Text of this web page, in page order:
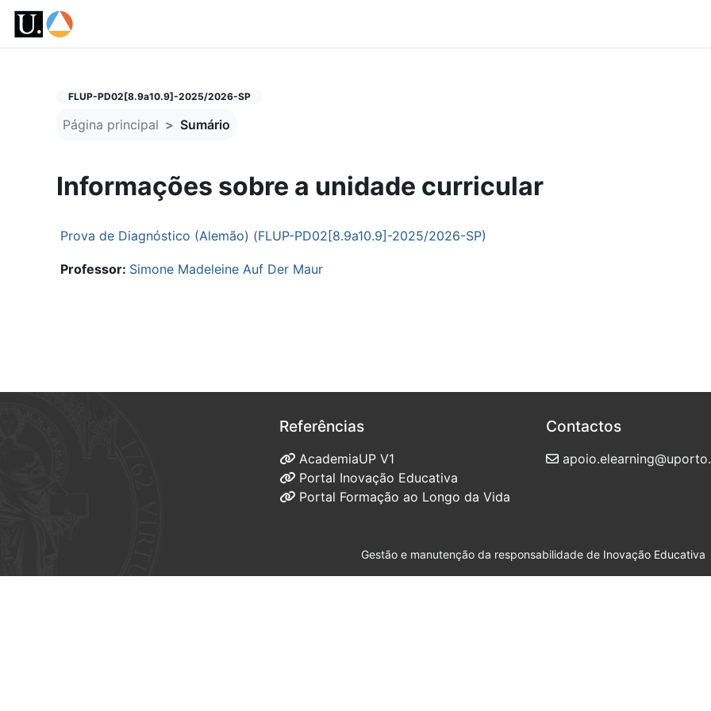
Ir para o conteúdo principal
FLUP-PD02[8.9a10.9]-2025/2026-SP
Página principal Sumário
Informações sobre a unidade curricular
Prova de Diagnóstico (Alemão) (FLUP-PD02[8.9a10.9]-2025/2026-SP)
Professor: Simone Madeleine Auf Der Maur
Referências
AcademiaUP V1
Portal Inovação Educativa
Portal Formação ao Longo da Vida
Contactos
Gestão e manutenção da responsabilidade de Inovação Educativa